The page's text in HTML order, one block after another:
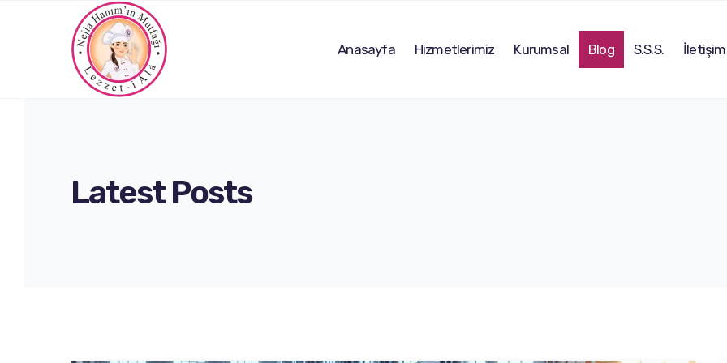
Anasayfa Hizmetlerimiz Kurumsal Blog S.S.S. İletişim
Latest Posts